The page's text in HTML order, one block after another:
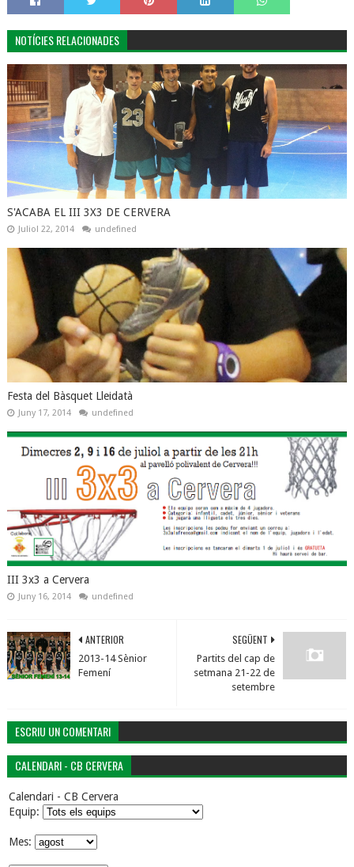
NOTÍCIES RELACIONADES
S'ACABA EL III 3X3 DE CERVERA
Juliol 22, 2014 undefined
Festa del Bàsquet Lleidatà
Juny 17, 2014 undefined
III 3x3 a Cervera
Juny 16, 2014 undefined
SEGÜENT
Partits del cap de
setmana 21-22 de
setembre
ANTERIOR
2013-14 Sènior
Femení
ESCRIU UN COMENTARI
CALENDARI - CB CERVERA
Calendari - CB Cervera
Equip:
Mes: